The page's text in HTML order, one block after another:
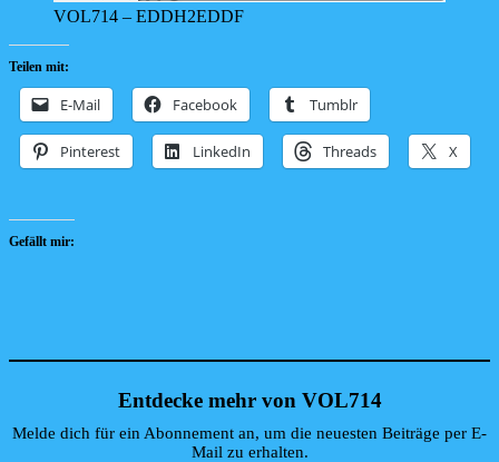
VOL714 – EDDH2EDDF
Teilen mit:
E-Mail Facebook Tumblr
Pinterest LinkedIn Threads X
Gefällt mir:
Entdecke mehr von VOL714
Melde dich für ein Abonnement an, um die neuesten Beiträge per E-
Mail zu erhalten.